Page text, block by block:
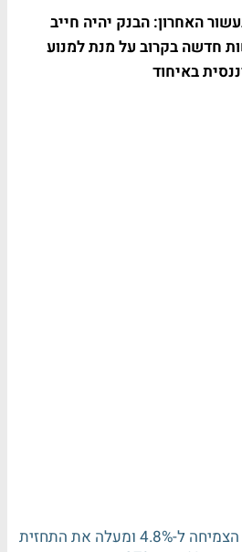
האחרון: הבנק יהיה חייב
חדשה בקרוב על מנת למנוע
באיחוד
פובליסיס מאיצה את הצמיחה ל-4.8% ומעלה את התחזית